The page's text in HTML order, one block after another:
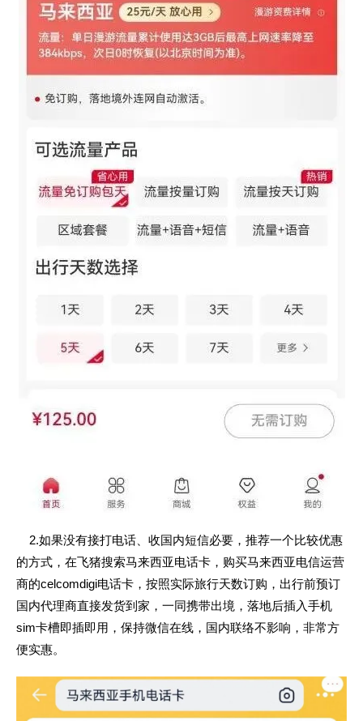
2.如果没有接打电话、收国内短信必要，推荐一个比较优惠
的方式，在飞猪搜索马来西亚电话卡，购买马来西亚电信运营
商的celcomdigi电话卡，按照实际旅行天数订购，出行前预订
国内代理商直接发货到家，一同携带出境，落地后插入手机
sim卡槽即插即用，保持微信在线，国内联络不影响，非常方
便实惠。